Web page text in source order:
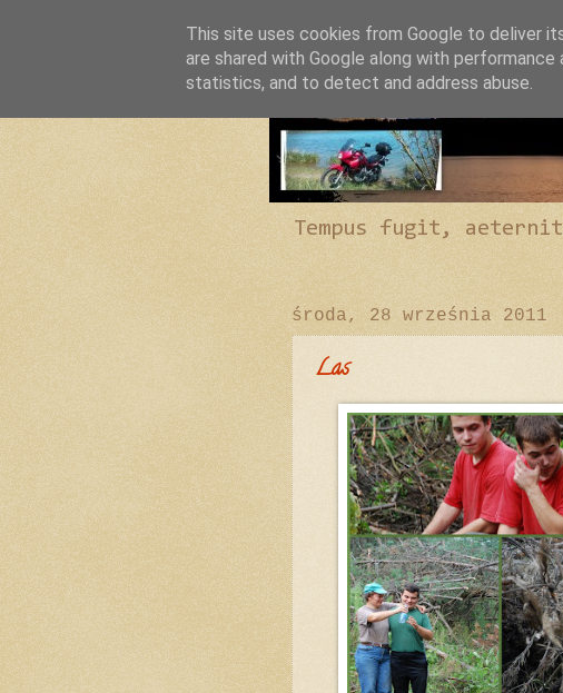
Tempus fugit,
środa, 28 września 2011
Las
This site uses cookies from Google to deliver
are shared with Google along with
statistics, and to detect and address abuse.